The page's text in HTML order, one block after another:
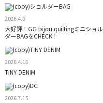
2026.4.9
大好評！GG bijou quiltingミニショル
ダーBAGをCHECK！
2026.4.16
TINY DENIM
2026.7.15